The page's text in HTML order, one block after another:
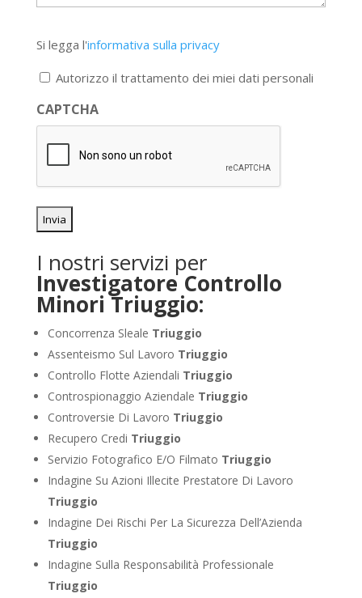
legga
l'informativa
privacy
*
Si legga l'informativa sulla privacy
Autorizzo il trattamento dei miei dati personali
CAPTCHA
I nostri servizi per
Investigatore Controllo
Minori Triuggio:
Concorrenza Sleale Triuggio
Assenteismo Sul Lavoro Triuggio
Controllo Flotte Aziendali Triuggio
Controspionaggio Aziendale Triuggio
Controversie Di Lavoro Triuggio
Recupero Credi Triuggio
Servizio Fotografico E/O Filmato Triuggio
Indagine Su Azioni Illecite Prestatore Di Lavoro
Triuggio
Indagine Dei Rischi Per La Sicurezza Dell’Azienda
Triuggio
Indagine Sulla Responsabilità Professionale
Triuggio